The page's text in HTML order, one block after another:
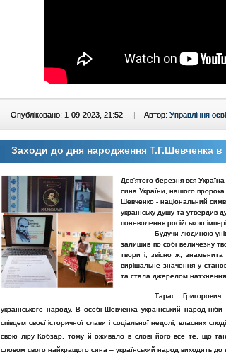
Опубліковано: 1-09-2023, 21:52 | Автор: Управління
Заходи до дня народження Т.Г.Шевченка
Дев'ятого березня вся
сина України, нашого
Шевченко - національний
українську душу та утвердив
поневолення російською
Будучи людиною
залишив по собі величезну
твори і, звісно ж, знаменита
вирішальне значення у
та стала джерелом натхнення
Тарас
українського народу. В особі Шевченка український народ
співцем своєї історичної слави і соціальної недолі, власних
свою ліру Кобзар, тому й оживало в слові його все те, що
словом свого найкращого сина – український народ виходить до